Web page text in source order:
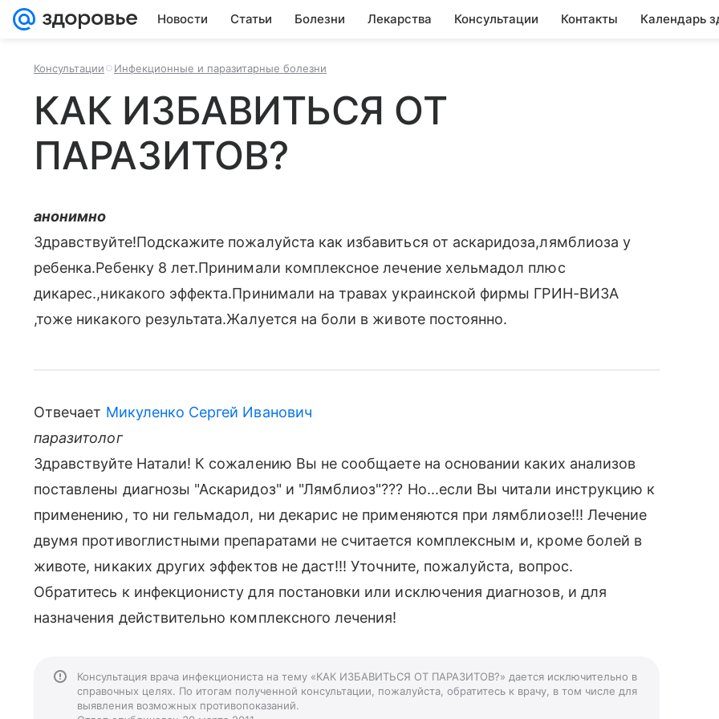
Новости Статьи Болезни Лекарства Консультации Контакты Календарь
Консультации Инфекционные и паразитарные болезни
КАК ИЗБАВИТЬСЯ ОТ
ПАРАЗИТОВ?
анонимно
Здравствуйте!Подскажите пожалуйста как избавиться от аскаридоза,лямблиоза у
ребенка.Ребенку 8 лет.Принимали комплексное лечение хельмадол плюс
дикарес.,никакого эффекта.Принимали на травах украинской фирмы ГРИН-ВИЗА
,тоже никакого результата.Жалуется на боли в животе постоянно.
Отвечает Микуленко Сергей Иванович
паразитолог
Здравствуйте Натали! К сожалению Вы не сообщаете на основании каких анализов
поставлены диагнозы "Аскаридоз" и "Лямблиоз"??? Но...если Вы читали инструкцию к
применению, то ни гельмадол, ни декарис не применяются при лямблиозе!!! Лечение
двумя противоглистными препаратами не считается комплексным и, кроме болей в
животе, никаких других эффектов не даст!!! Уточните, пожалуйста, вопрос.
Обратитесь к инфекционисту для постановки или исключения диагнозов, и для
назначения действительно комплексного лечения!
Консультация врача инфекциониста на тему «КАК ИЗБАВИТЬСЯ ОТ ПАРАЗИТОВ?» дается исключительно в
справочных целях. По итогам полученной консультации, пожалуйста, обратитесь к врачу, в том числе для
выявления возможных противопоказаний.